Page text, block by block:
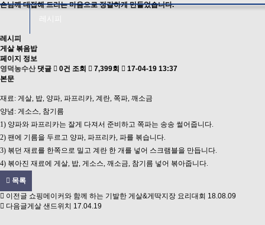
손님께 대접해 드리는 마음으로 정갈하게 만들었습니다.
레시피
레시피
게살 볶음밥
페이지 정보
영덕농수산 댓글 0건 조회 7,399회
17-04-19 13:37
본문
재료: 게살, 밥, 양파, 파프리카, 계란, 쪽파, 깨소금
양념: 게소스, 참기름
1) 양파와 파프리카는 잘게 다져서 준비하고 쪽파는 송송 썰어줍니다.
2) 팬에 기름을 두르고 양파, 파프리카, 파를 볶습니다.
3) 볶던 재료를 한쪽으로 밀고 계란 한 개를 넣어 스크램블을 만듭니다.
4) 볶아진 재료에 게살, 밥, 게소스, 깨소금, 참기름 넣어 볶아줍니다.
목록
이전글 쇼핑메이커와 함께 하는 기발한 게살&게딱지장 요리대회 18.08.09
다음글게살 샌드위치 17.04.19